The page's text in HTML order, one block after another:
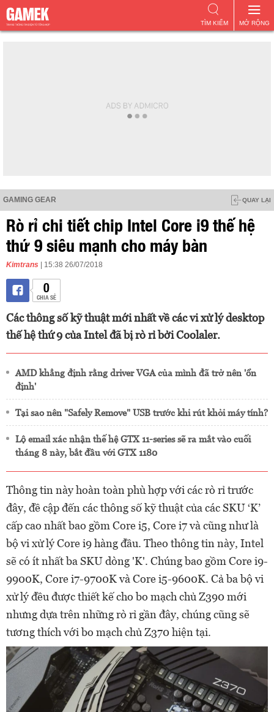
MỞ RỘNG
TÌM KIẾM
GAMING GEAR QUAY LẠI
Rò rỉ chi tiết chip Intel Core i9 thế hệ
thứ 9 siêu mạnh cho máy bàn
Kimtrans | 15:38 26/07/2018
0
CHIA SẺ
Các thông số kỹ thuật mới nhất về các vi xử lý desktop
thế hệ thứ 9 của Intel đã bị rò rỉ bởi Coolaler.
AMD khẳng định rằng driver VGA của mình đã trở nên 'ổn
định'
Tại sao nên "Safely Remove" USB trước khi rút khỏi máy tính?
Lộ email xác nhận thế hệ GTX 11-series sẽ ra mắt vào cuối
tháng 8 này, bắt đầu với GTX 1180
Thông tin này hoàn toàn phù hợp với các rò rỉ trước
đây, đề cập đến các thông số kỹ thuật của các SKU ‘K’
cấp cao nhất bao gồm Core i5, Core i7 và cũng như là
bộ vi xử lý Core i9 hàng đầu. Theo thông tin này, Intel
sẽ có ít nhất ba SKU dòng 'K'. Chúng bao gồm Core i9-
9900K, Core i7-9700K và Core i5-9600K. Cả ba bộ vi
xử lý đều được thiết kế cho bo mạch chủ Z390 mới
nhưng dựa trên những rò rỉ gần đây, chúng cũng sẽ
tương thích với bo mạch chủ Z370 hiện tại.